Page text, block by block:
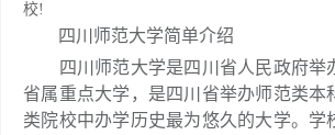
校!
四川师范大学简单介绍
四川师范大学是四川省人民政府举
省属重点大学，是四川省举办师范类本
类院校中办学历史最为悠久的大学。学